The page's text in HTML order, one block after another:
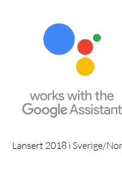
Lansert 2018 i Sverige/